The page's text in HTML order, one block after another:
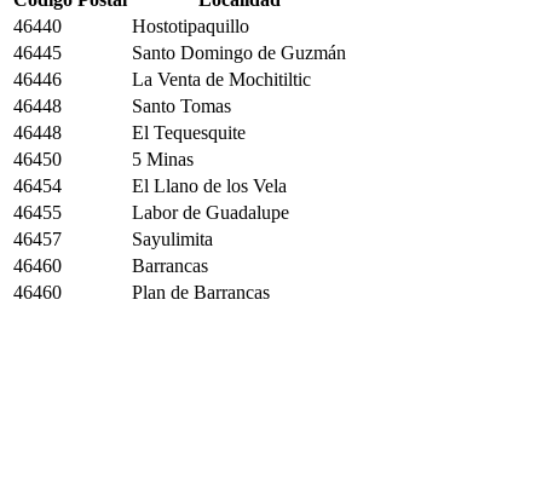
46440
Hostotipaquillo
46445
Santo Domingo de Guzmán
46446
La Venta de Mochitiltic
46448
Santo Tomas
46448
El Tequesquite
46450
5 Minas
46454
El Llano de los Vela
46455
Labor de Guadalupe
46457
Sayulimita
46460
Barrancas
46460
Plan de Barrancas